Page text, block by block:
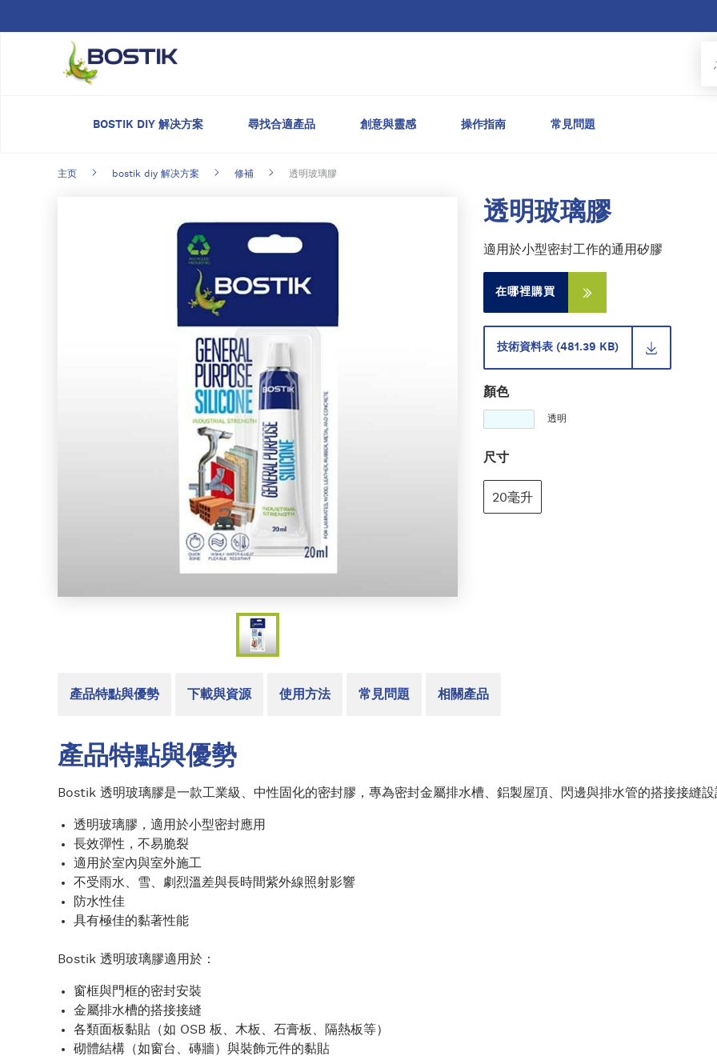
BOSTIK DIY 解决方案 尋找合適產品 創意與靈感 操作指南 常見問題
主页 bostik diy 解决方案 修補 透明玻璃膠
透明玻璃膠
適用於小型密封工作的通用矽膠
在哪裡購買
技術資料表 (481.39 KB)
顏色
透明
尺寸
20毫升
產品特點與優勢 下載與資源 使用方法 常見問題 相關產品
產品特點與優勢
Bostik 透明玻璃膠是一款工業級、中性固化的密封膠，專為密封金屬排水槽、鋁製屋頂、閃邊與排水管的搭接接縫設
透明玻璃膠，適用於小型密封應用
長效彈性，不易脆裂
適用於室內與室外施工
不受雨水、雪、劇烈溫差與長時間紫外線照射影響
防水性佳
具有極佳的黏著性能
Bostik 透明玻璃膠適用於：
窗框與門框的密封安裝
金屬排水槽的搭接接縫
各類面板黏貼（如 OSB 板、木板、石膏板、隔熱板等）
砌體結構（如窗台、磚牆）與裝飾元件的黏貼